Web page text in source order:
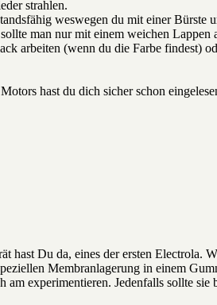
strahlen.
weswegen du mit einer
man nur mit einem weichen Lappen
arbeiten (wenn du die Farbe findest)
hast du dich sicher schon
Du da, eines der ersten Electrola.
Membranlagerung in einem
experimentieren. Jedenfalls sollte